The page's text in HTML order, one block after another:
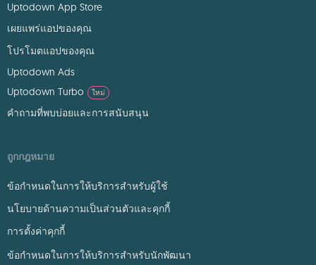
Uptodown App Store
เผยแพร่แอปของคุณ
โปรโมตแอปของคุณ
Uptodown Ads
Uptodown Turbo
ใหม่
คำถามที่พบบ่อยและการสนับสนุน
ถูกกฎหมาย
ข้อกำหนดในการให้บริการสำหรับผู้ใช้
นโยบายด้านความเป็นส่วนตัวและคุกกี้
การตั้งค่าคุกกี้
ข้อกำหนดในการให้บริการสำหรับนักพัฒนา